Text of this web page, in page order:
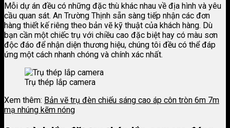
Mỗi dự án đều có những đặc thù khác nhau về địa hình và yêu
cầu quan sát. An Trường Thịnh sẵn sàng tiếp nhận các đơn
hàng thiết kế riêng theo bản vẽ kỹ thuật của khách hàng. Dù
bạn cần một chiếc trụ với chiều cao đặc biệt hay có màu sơn
độc đáo để nhận diện thương hiệu, chúng tôi đều có thể đáp
ứng một cách nhanh chóng và chính xác nhất.
Trụ thép lắp camera
Xem thêm: Bản vẽ trụ đèn chiếu sáng cao áp côn tròn 6m 7m
mạ nhúng kẽm nóng